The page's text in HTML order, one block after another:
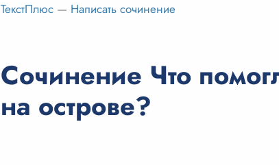
ТекстПлюс — Написать сочинение
Сочинение Что
на острове?